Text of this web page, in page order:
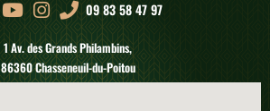
09 83 58 47 97
1 Av. des Grands Philambins,
86360 Chasseneuil-du-Poitou